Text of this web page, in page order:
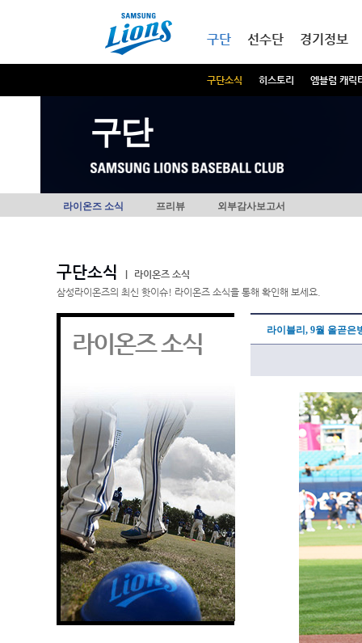
구단
구단소식 히스토리 엠블럼 캐릭
선수단 경기정보
구단
라이온즈 소식 프리뷰 외부감사보고서
구단소식
라이온즈 소식
삼성라이온즈의 최신 핫이슈! 라이온즈 소식을 통해 확인해 보세요.
라이온즈 소식 라이블리, 9월 올곧은